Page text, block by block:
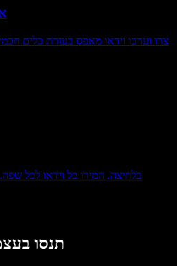
צרו וערכו וידאו מאפס בעזרת כלים
בלחיצה, המירו כל וידאו לכל
תנסו